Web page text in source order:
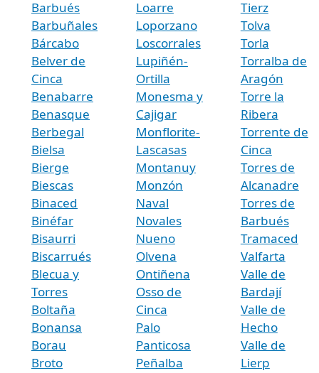
Barbués
Barbuñales
Bárcabo
Belver de
Cinca
Benabarre
Benasque
Berbegal
Bielsa
Bierge
Biescas
Binaced
Binéfar
Bisaurri
Biscarrués
Blecua y
Torres
Boltaña
Bonansa
Borau
Broto
Loarre
Loporzano
Loscorrales
Lupiñén-
Ortilla
Monesma y
Cajigar
Monflorite-
Lascasas
Montanuy
Monzón
Naval
Novales
Nueno
Olvena
Ontiñena
Osso de
Cinca
Palo
Panticosa
Peñalba
Tierz
Tolva
Torla
Torralba de
Aragón
Torre la
Ribera
Torrente de
Cinca
Torres de
Alcanadre
Torres de
Barbués
Tramaced
Valfarta
Valle de
Bardají
Valle de
Hecho
Valle de
Lierp